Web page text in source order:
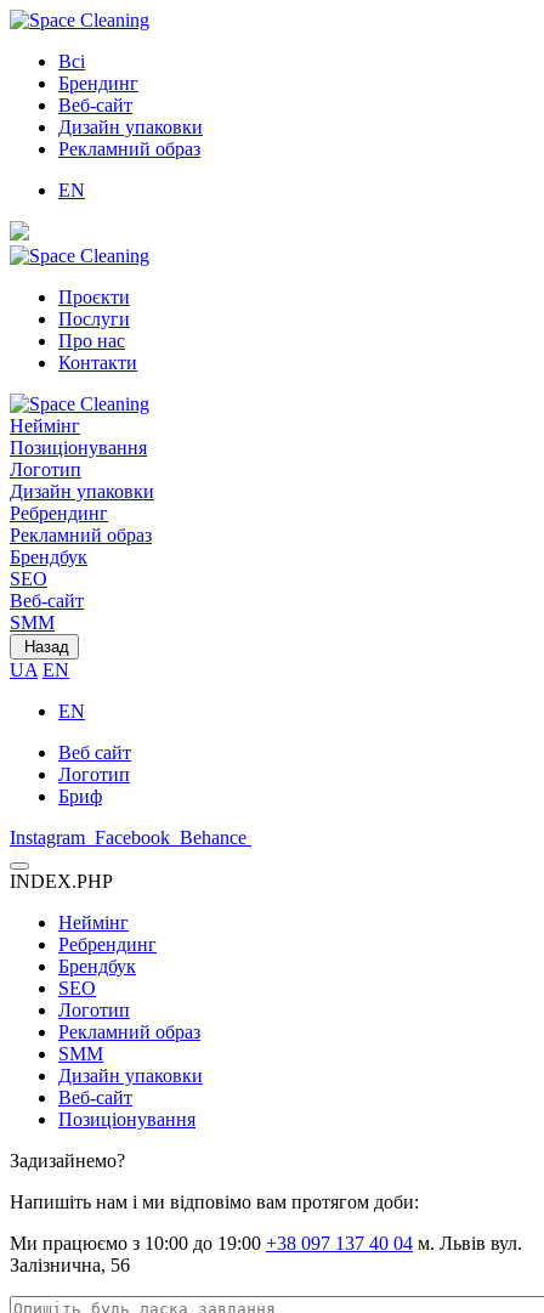
Всі
Брендинг
Веб-сайт
Дизайн упаковки
Рекламний образ
EN
Проєкти
Послуги
Про нас
Контакти
Неймінг
Позиціонування
Логотип
Дизайн упаковки
Ребрендинг
Рекламний образ
Брендбук
SEO
Веб-сайт
SMM
Назад
UA EN
EN
Веб сайт
Логотип
Бриф
Instagram Facebook Behance
INDEX.PHP
Неймінг
Ребрендинг
Брендбук
SEO
Логотип
Рекламний образ
SMM
Дизайн упаковки
Веб-сайт
Позиціонування
Задизайнемо?
Напишіть нам і ми відповімо вам протягом доби:
Ми працюємо з 10:00 до 19:00 +38 097 137 40 04 м. Львів вул.
Залізнична, 56